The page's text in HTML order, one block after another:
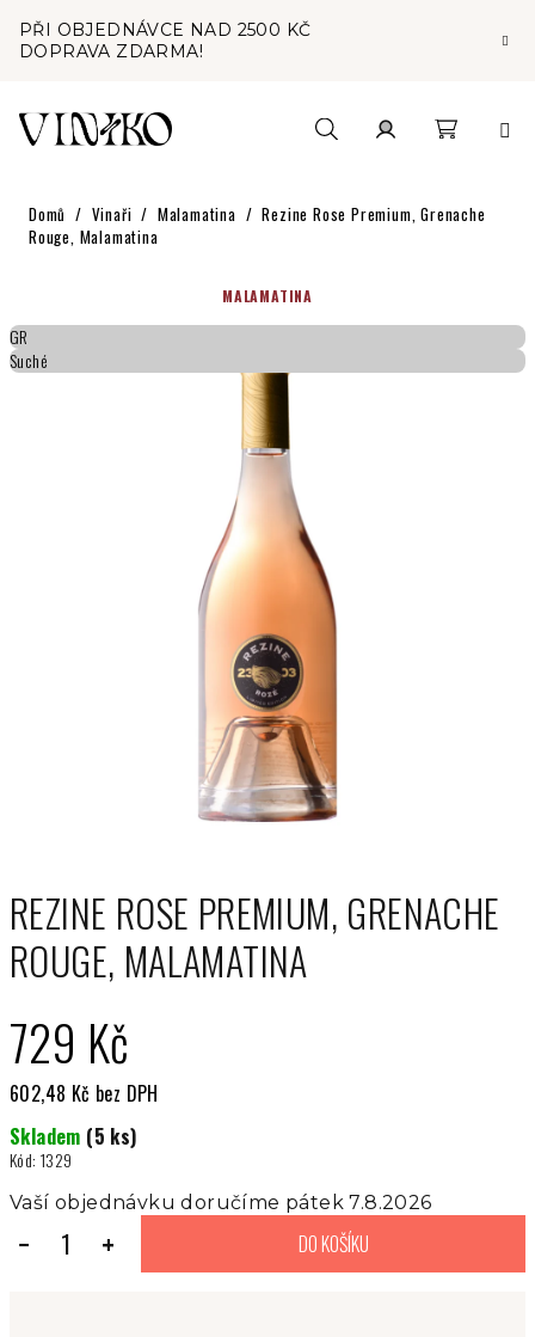
obsah
PŘI OBJEDNÁVCE NAD 2500 KČ
DOPRAVA ZDARMA!
Domů / Vinaři / Malamatina / Rezine Rose Premium, Grenache
Rouge, Malamatina
REZINE ROSE PREMIUM, GRENACHE
ROUGE, MALAMATINA
729 Kč
602,48 Kč bez DPH
cena:
Skladem (5 ks)
Kód: 1329
Vaší objednávku doručíme pátek 7.8.2026
+
− DO KOŠÍKU
MALAMATINA
GR
Suché